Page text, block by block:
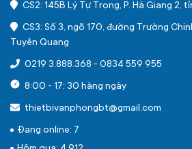
CS2: 145B Lý Tự Trọng, P. Hà Giang 2,
CS3: Số 3, ngõ 170, đường Trường
Tuyên Quang
0219 3.888.368 - 0834 559 955
8:00 - 17: 30 hàng ngày
thietbivanphongbt@gmail.com
Đang online: 7